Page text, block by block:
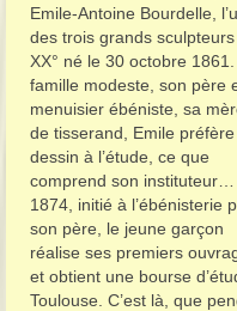
Emile-Antoine Bourdelle,
des trois grands sculpteurs
XX° né le 30 octobre
famille modeste, son père
menuisier ébéniste, sa
de tisserand, Emile préfère
dessin à l’étude, ce que
comprend son instituteur…
1874, initié à l’ébénisterie
son père, le jeune garçon
réalise ses premiers
et obtient une bourse
Toulouse. C’est là, que